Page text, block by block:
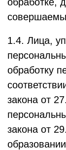
1.4. Лица,
обработку
закона от
закона от